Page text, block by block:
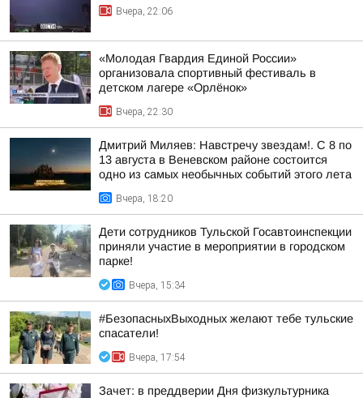
Вчера, 22:06
«Молодая Гвардия Единой России»
организовала спортивный фестиваль в
детском лагере «Орлёнок»
Вчера, 22:30
Дмитрий Миляев: Навстречу звездам!. С 8 по
13 августа в Веневском районе состоится
одно из самых необычных событий этого лета
Вчера, 18:20
Дети сотрудников Тульской Госавтоинспекции
приняли участие в мероприятии в городском
парке!
Вчера, 15:34
#БезопасныхВыходных желают тебе тульские
спасатели!
Вчера, 17:54
Зачет: в преддверии Дня физкультурника